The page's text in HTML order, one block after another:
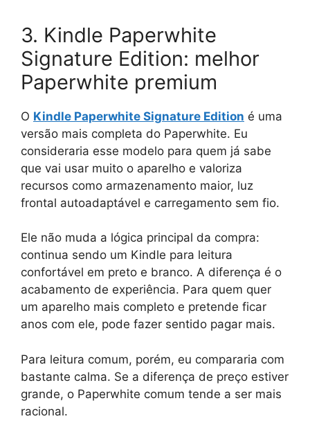
3. Kindle Paperwhite
Signature Edition: melhor
Paperwhite premium
O Kindle Paperwhite Signature Edition é uma
versão mais completa do Paperwhite. Eu
consideraria esse modelo para quem já sabe
que vai usar muito o aparelho e valoriza
recursos como armazenamento maior, luz
frontal autoadaptável e carregamento sem fio.
Ele não muda a lógica principal da compra:
continua sendo um Kindle para leitura
confortável em preto e branco. A diferença é o
acabamento de experiência. Para quem quer
um aparelho mais completo e pretende ficar
anos com ele, pode fazer sentido pagar mais.
Para leitura comum, porém, eu compararia com
bastante calma. Se a diferença de preço estiver
grande, o Paperwhite comum tende a ser mais
racional.